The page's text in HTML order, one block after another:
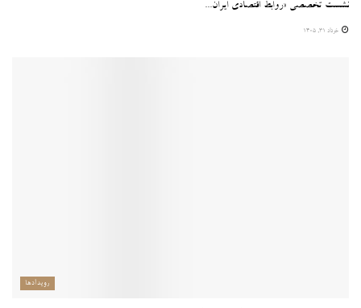
نشست تخصصی «روابط اقتصادی ایران...
خرداد 31, 1405
رویدادها